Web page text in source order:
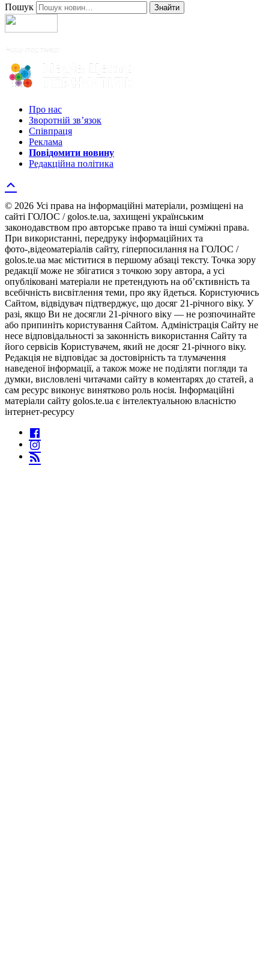
Пошук Знайти
Про нас
Зворотній зв’язок
Співпраця
Реклама
Повідомити новину
Редакційна політика
© 2026 Усі права на інформаційні матеріали, розміщені на
сайті ГОЛОС / golos.te.ua, захищені українським
законодавством про авторське право та інші суміжні права.
При використанні, передруку інформаційних та
фото-,відеоматеріалів сайту, гіперпосилання на ГОЛОС /
golos.te.ua має міститися в першому абзаці тексту. Точка зору
редакції може не збігатися з точкою зору автора, а усі
опубліковані матеріали не претендують на об’єктивність та
всебічність висвітлення теми, про яку йдеться. Користуючись
Сайтом, відвідувач підтверджує, що досяг 21-річного віку. У
разі, якщо Ви не досягли 21-річного віку — не розпочинайте
або припиніть користування Сайтом. Адміністрація Сайту не
несе відповідальності за законність використання Сайту та
його сервісів Користувачем, який не досяг 21-річного віку.
Редакція не відповідає за достовірність та тлумачення
наведеної інформації, а також може не поділяти погляди та
думки, висловлені читачами сайту в коментарях до статей, а
сам ресурс виконує винятково роль носія. Інформаційні
матеріали сайту golos.te.ua є інтелектуальною власністю
інтернет-ресурсу